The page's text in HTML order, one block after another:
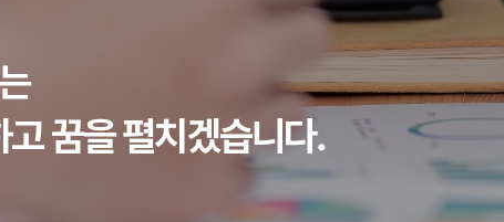
꿈을 펼치겠습니다.